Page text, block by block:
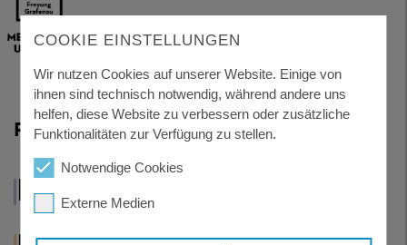
RESSORTS
VERWALTUNG
UND POLITIK
WIRTSCHAFT
COOKIE EINSTELLUNGEN
Wir nutzen Cookies auf unserer Website. Einige von
ihnen sind technisch notwendig, während andere uns
helfen, diese Website zu verbessern oder zusätzliche
Funktionalitäten zur Verfügung zu stellen.
Notwendige Cookies
Externe Medien